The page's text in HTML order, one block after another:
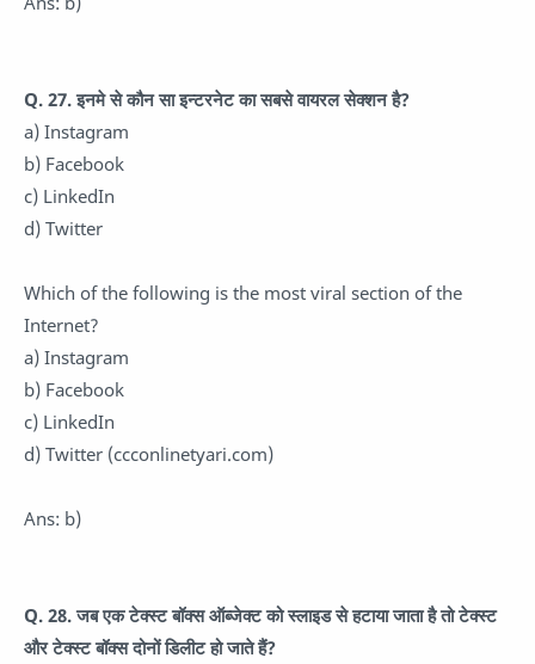
Q. 27. इनमे से कौन सा इन्टरनेट का सबसे वायरल सेक्शन है?
a) Instagram
b) Facebook
c) LinkedIn
d) Twitter
Which of the following is the most viral section of the
Internet?
a) Instagram
b) Facebook
c) LinkedIn
d) Twitter (ccconlinetyari.com)
Ans: b)
Q. 28. जब एक टेक्स्ट बॉक्स ऑब्जेक्ट को स्लाइड से हटाया जाता है तो टेक्स्ट
और टेक्स्ट बॉक्स दोनों डिलीट हो जाते हैं?